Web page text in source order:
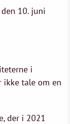
10. juni
i
ikke tale om en
der i 2021